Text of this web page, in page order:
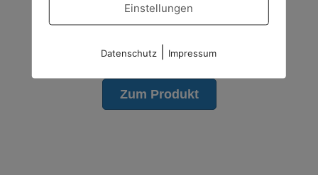
Nano Motor Controller Tree
inkl. MwSt. zzgl. Versandkosten
Zum Produkt
Einstellungen
Datenschutz Impressum